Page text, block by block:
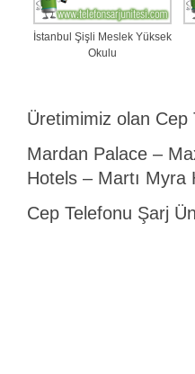
İstanbul Şişli Meslek Yüksek
Okulu
Üretimimiz olan Cep
Mardan Palace –
Hotels – Martı Myra
Cep Telefonu Şarj